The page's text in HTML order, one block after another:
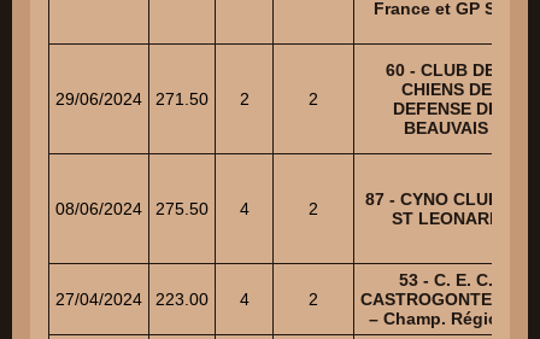
France et GP SCC
29/06/2024 271.50 2 2
60 - CLUB DES
CHIENS DE
DEFENSE DE
BEAUVAIS
08/06/2024 275.50 4 2
87 - CYNO CLUB DE
ST LEONARD
27/04/2024 223.00 4 2
53 - C. E. C.
CASTROGONTERIEN
– Champ. Régional